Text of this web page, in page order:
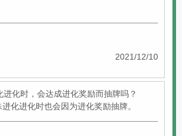
2021/12/10
进化时，会达成进化奖励而抽牌吗？
化进化时也会因为进化奖励抽牌。